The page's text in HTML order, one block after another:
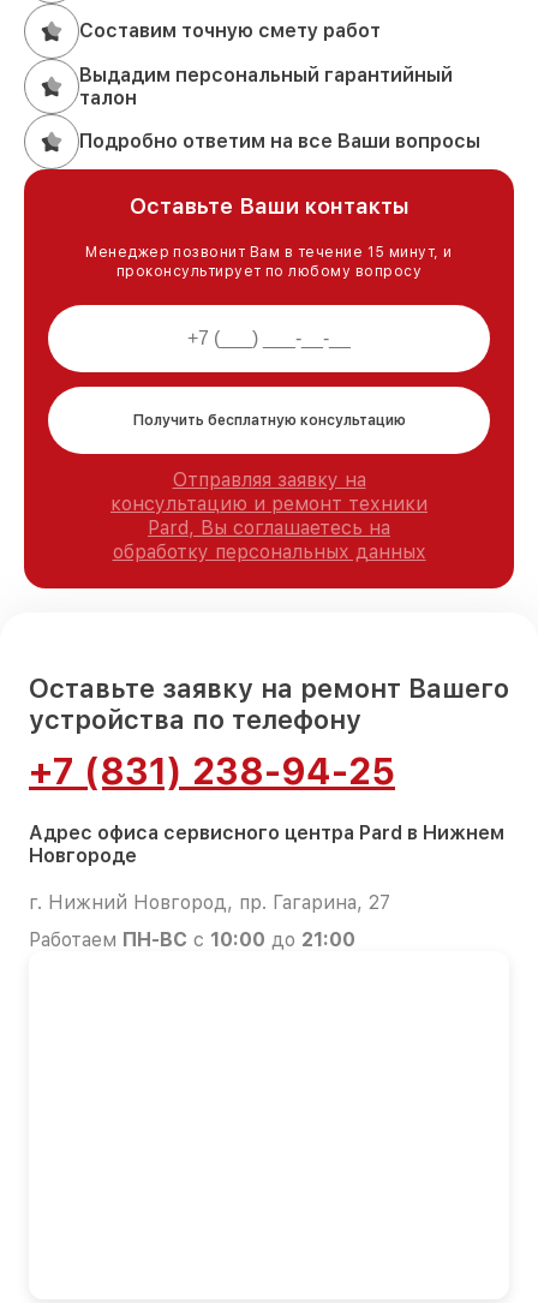
Составим точную смету работ
Выдадим персональный гарантийный
талон
Подробно ответим на все Ваши вопросы
Оставьте Ваши контакты
Менеджер позвонит Вам в течение 15 минут, и
проконсультирует по любому вопросу
Получить бесплатную консультацию
Отправляя заявку на
консультацию и ремонт техники
Pard, Вы соглашаетесь на
обработку персональных данных
Оставьте заявку на ремонт Вашего
устройства по телефону
+7 (831) 238-94-25
Адрес офиса сервисного центра Pard в Нижнем
Новгороде
г. Нижний Новгород, пр. Гагарина, 27
Работаем ПН-ВС с 10:00 до 21:00